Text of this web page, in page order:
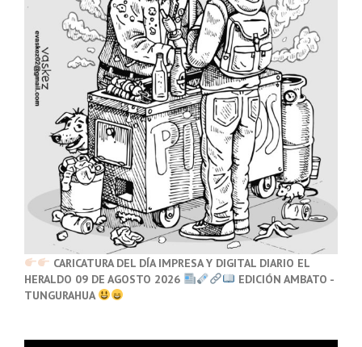
CARICATURA DEL DÍA IMPRESA Y DIGITAL DIARIO EL
HERALDO 09 DE AGOSTO 2026
EDICIÓN AMBATO -
TUNGURAHUA